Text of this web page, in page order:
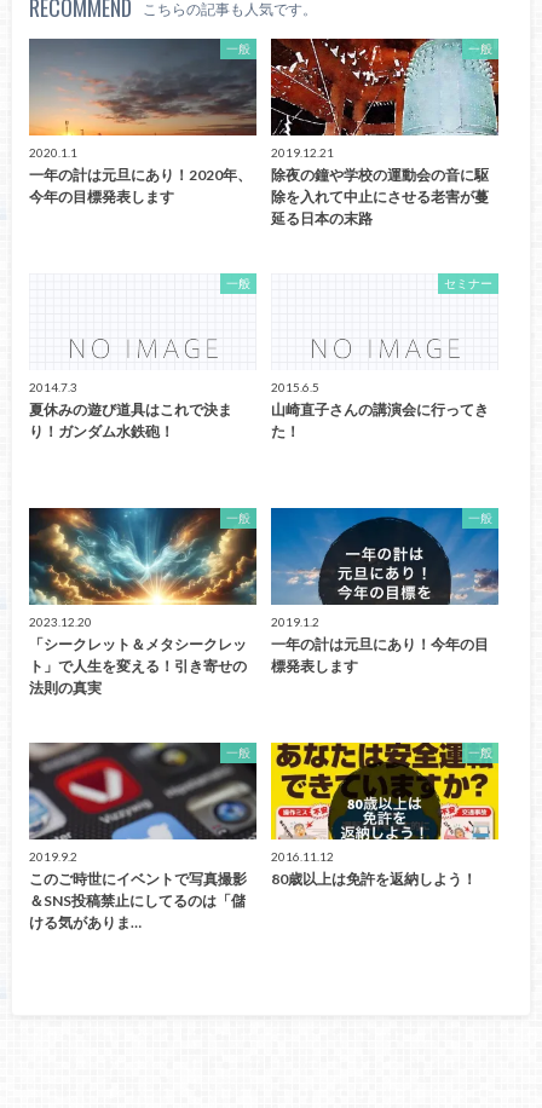
RECOMMEND こちらの記事も人気です。
一般
2020.1.1
一年の計は元旦にあり！2020年、
今年の目標発表します
一般
2019.12.21
除夜の鐘や学校の運動会の音に駆
除を入れて中止にさせる老害が蔓
延る日本の末路
一般
2014.7.3
夏休みの遊び道具はこれで決ま
り！ガンダム水鉄砲！
セミナー
2015.6.5
山崎直子さんの講演会に行ってき
た！
一般
2023.12.20
「シークレット＆メタシークレッ
ト」で人生を変える！引き寄せの
法則の真実
一般
2019.1.2
一年の計は元旦にあり！今年の目
標発表します
一般
2019.9.2
このご時世にイベントで写真撮影
＆SNS投稿禁止にしてるのは「儲
ける気がありま…
一般
2016.11.12
80歳以上は免許を返納しよう！